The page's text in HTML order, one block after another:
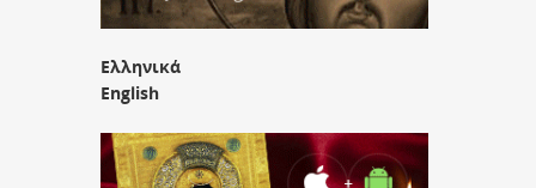
Ελληνικά
English